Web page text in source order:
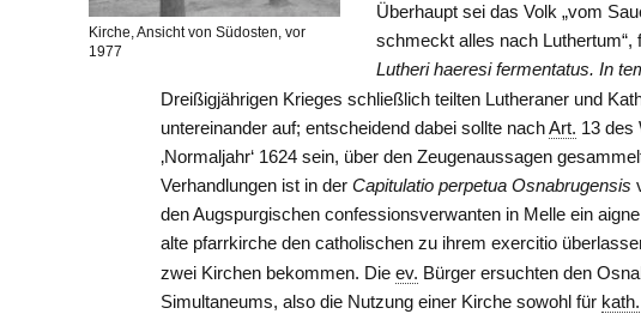
Kirche, Ansicht von Südosten, vor
1977
Überhaupt sei das Volk „vom
schmeckt alles nach
Lutheri haeresi fermentatus. In
Dreißigjährigen Krieges schließlich teilten Lutheraner und
untereinander auf; entscheidend dabei sollte nachArt. 13 des
‚Normaljahr‘ 1624 sein, über den Zeugenaussagen
Verhandlungen ist in derCapitulatio perpetua Osnabrugensis
den Augspurgischen confessionsverwanten in Melle ein
alte pfarrkirche den catholischen zu ihrem exercitio
zwei Kirchen bekommen. Dieev. Bürger ersuchten den
Simultaneums, also die Nutzung einer Kirche sowohl für kath.